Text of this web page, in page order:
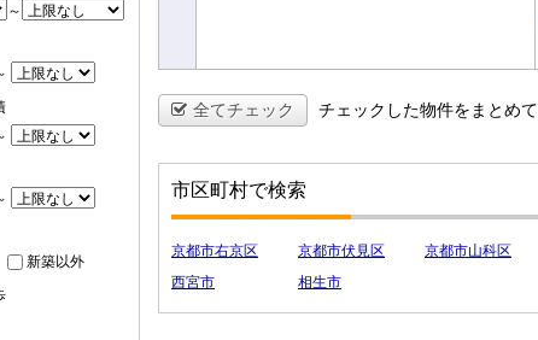
～
新築以外
全てチェック チェックした物件をまとめて
市区町村で検索
京都市右京区 京都市伏見区 京都市山科区
西宮市
相生市